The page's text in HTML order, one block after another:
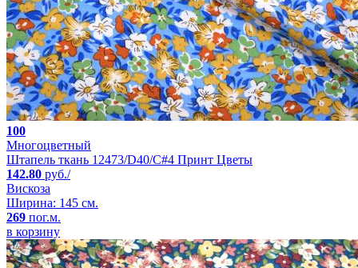
100
Многоцветный
Штапель ткань 12473/D40/C#4 Принт Цветы
142.80 руб./
Вискоза
Ширина: 145 см.
269 пог.м.
в корзину